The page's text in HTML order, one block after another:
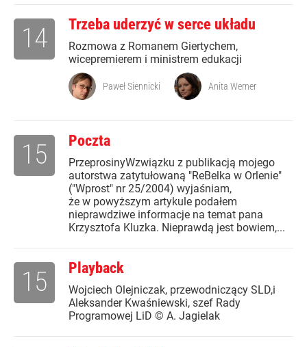
Trzeba uderzyć w serce układu
Rozmowa z Romanem Giertychem,
wicepremierem i ministrem edukacji
14
Paweł Siennicki Anita Werner
Poczta
PrzeprosinyWzwiązku z publikacją mojego
autorstwa zatytułowaną "ReBelka w Orlenie"
("Wprost" nr 25/2004) wyjaśniam,
że w powyższym artykule podałem
nieprawdziwe informacje na temat pana
Krzysztofa Kluzka. Nieprawdą jest bowiem,...
15
Playback
Wojciech Olejniczak, przewodniczący SLD,i
Aleksander Kwaśniewski, szef Rady
Programowej LiD © A. Jagielak
15